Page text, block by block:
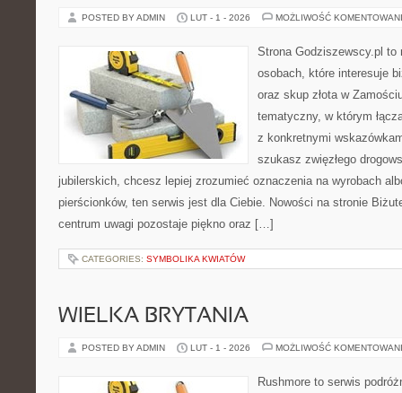
POSTED BY ADMIN LUT - 1 - 2026 MOŻLIWOŚĆ
Strona Godziszewscy.pl
osobach, które interesuje
oraz skup złota w
tematyczny, w którym
z konkretnymi
szukasz zwięzłego
jubilerskich, chcesz lepiej zrozumieć oznaczenia na wyrobach
pierścionków, ten serwis jest dla Ciebie. Nowości na stronie
centrum uwagi pozostaje piękno oraz […]
CATEGORIES: SYMBOLIKA KWIATÓW
WIELKA BRYTANIA
POSTED BY ADMIN LUT - 1 - 2026 MOŻLIWOŚĆ
Rushmore to serwis